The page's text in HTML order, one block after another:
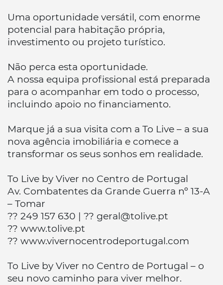
Uma oportunidade versátil, com enorme
potencial para habitação própria,
investimento ou projeto turístico.
Não perca esta oportunidade.
A nossa equipa profissional está preparada
para o acompanhar em todo o processo,
incluindo apoio no financiamento.
Marque já a sua visita com a To Live – a sua
nova agência imobiliária e comece a
transformar os seus sonhos em realidade.
To Live by Viver no Centro de Portugal
Av. Combatentes da Grande Guerra nº 13-A
– Tomar
?? 249 157 630 | ?? geral@tolive.pt
?? www.tolive.pt
?? www.vivernocentrodeportugal.com
To Live by Viver no Centro de Portugal – o
seu novo caminho para viver melhor.